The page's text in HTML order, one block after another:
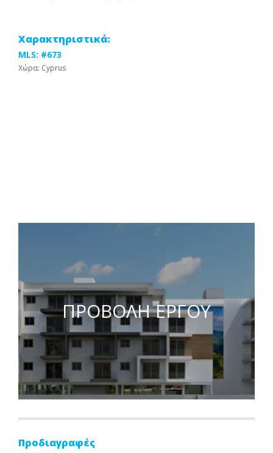
Χαρακτηριστικά:
MLS: #673
Χώρα: Cyprus
ΠΡΟΒΟΛΗ ΕΡΓΟΥ
Προδιαγραφές